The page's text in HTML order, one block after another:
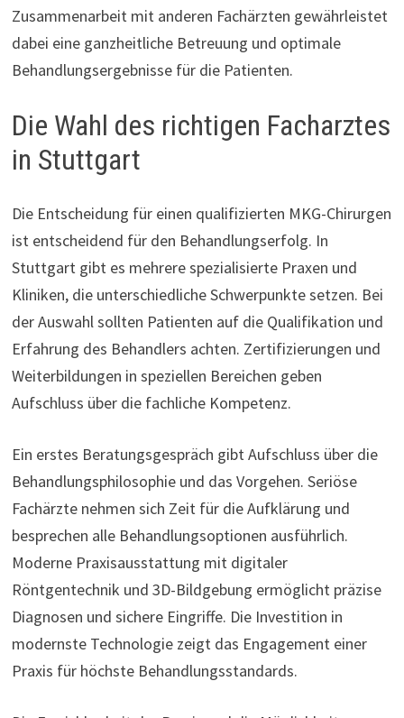
Zusammenarbeit mit anderen Fachärzten gewährleistet
dabei eine ganzheitliche Betreuung und optimale
Behandlungsergebnisse für die Patienten.
Die Wahl des richtigen Facharztes
in Stuttgart
Die Entscheidung für einen qualifizierten MKG-Chirurgen
ist entscheidend für den Behandlungserfolg. In
Stuttgart gibt es mehrere spezialisierte Praxen und
Kliniken, die unterschiedliche Schwerpunkte setzen. Bei
der Auswahl sollten Patienten auf die Qualifikation und
Erfahrung des Behandlers achten. Zertifizierungen und
Weiterbildungen in speziellen Bereichen geben
Aufschluss über die fachliche Kompetenz.
Ein erstes Beratungsgespräch gibt Aufschluss über die
Behandlungsphilosophie und das Vorgehen. Seriöse
Fachärzte nehmen sich Zeit für die Aufklärung und
besprechen alle Behandlungsoptionen ausführlich.
Moderne Praxisausstattung mit digitaler
Röntgentechnik und 3D-Bildgebung ermöglicht präzise
Diagnosen und sichere Eingriffe. Die Investition in
modernste Technologie zeigt das Engagement einer
Praxis für höchste Behandlungsstandards.